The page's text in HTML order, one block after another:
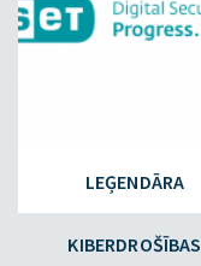
LEĢENDĀRA
KIBERDROŠĪBAS